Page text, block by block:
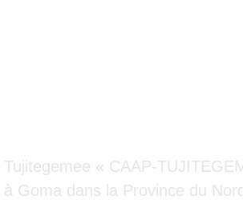
Tujitegemee « CAAP-
Goma dans la Province du